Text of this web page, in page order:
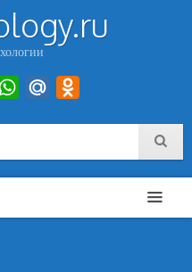
WhatsAppMail.Ru